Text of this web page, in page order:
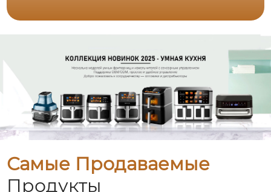
Самые Продаваемые
Продукты